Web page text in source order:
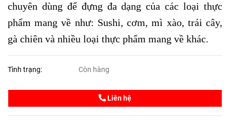
chuyên dùng để đựng đa dạng của các loại thực
phẩm mang về như: Sushi, cơm, mì xào, trái cây,
gà chiên và nhiều loại thực phẩm mang về khác.
Tình trạng: Còn hàng
Liên hệ